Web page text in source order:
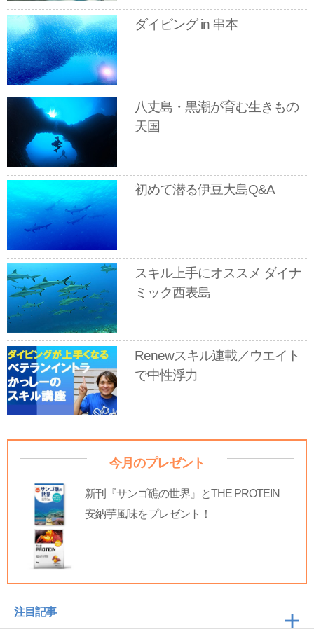
ダイビング in 串本
八丈島・黒潮が育む生きもの
天国
初めて潜る伊豆大島Q&A
スキル上手にオススメ ダイナ
ミック西表島
Renewスキル連載／ウエイト
で中性浮力
今月のプレゼント
新刊『サンゴ礁の世界』とTHE PROTEIN
安納芋風味をプレゼント！
注目記事